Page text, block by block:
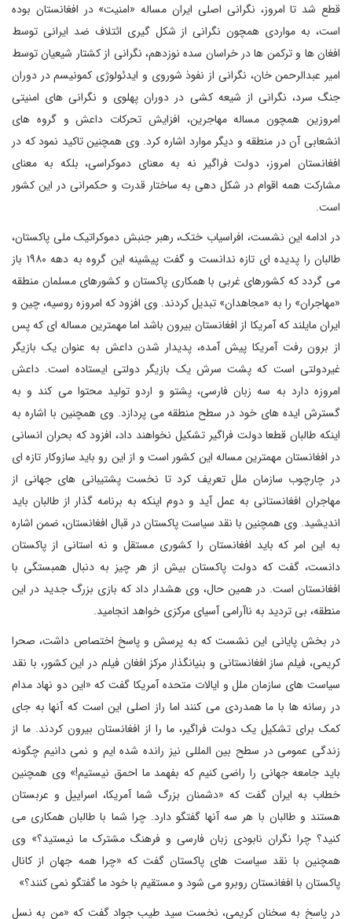
قطع شد تا امروز، نگرانی اصلی ایران مساله «امنیت» در افغانستان بوده
است، به مواردی همچون نگرانی از شکل گیری ائتلاف ضد ایرانی توسط
افغان ها و ترکمن ها در خراسان سده نوزدهم، نگرانی از کشتار شیعیان توسط
امیر عبدالرحمن خان، نگرانی از نفوذ شوروی و ایدئولوژی کمونیسم در دوران
جنگ سرد، نگرانی از شیعه کشی در دوران پهلوی و نگرانی های امنیتی
امروزین همچون مساله مهاجرین، افزایش تحرکات داعش و گروه های
انشعابی آن در منطقه و دیگر موارد اشاره کرد. وی همچنین تاکید نمود که در
افغانستان امروز، دولت فراگیر نه به معنای دموکراسی، بلکه به معنای
مشارکت همه اقوام در شکل دهی به ساختار قدرت و حکمرانی در این کشور
است.
در ادامه این نشست، افراسیاب ختک، رهبر جنبش دموکراتیک ملی پاکستان،
طالبان را پدیده ای تازه ندانست و گفت پیشینه این گروه به دهه ۱۹۸۰ باز
می گردد که کشورهای غربی با همکاری پاکستان و کشورهای مسلمان منطقه
«مهاجران» را به «مجاهدان» تبدیل کردند. وی افزود که امروزه روسیه، چین و
ایران مایلند که آمریکا از افغانستان بیرون باشد اما مهمترین مساله ای که پس
از برون رفت آمریکا پیش آمده، پدیدار شدن داعش به عنوان یک بازیگر
غیردولتی است که پشت سرش یک بازیگر دولتی ایستاده است. داعش
امروزه دارد به سه زبان فارسی، پشتو و اردو تولید محتوا می کند و به
گسترش ایده های خود در سطح منطقه می پردازد. وی همچنین با اشاره به
اینکه طالبان قطعا دولت فراگیر تشکیل نخواهند داد، افزود که بحران انسانی
در افغانستان مهمترین مساله این کشور است و از این رو باید سازوکار تازه ای
در چارچوب سازمان ملل تعریف کرد تا نخست پشتیبانی های جهانی از
مهاجران افغانستانی به عمل آید و دوم اینکه به برنامه گذار از طالبان باید
اندیشید. وی همچنین با نقد سیاست پاکستان در قبال افغانستان، ضمن اشاره
به این امر که باید افغانستان را کشوری مستقل و نه استانی از پاکستان
دانست، گفت که دولت پاکستان بیش از هر چیز به دنبال همبستگی با
افغانستان است. در همین حال، وی هشدار داد که بازی بزرگ جدید در این
منطقه، بی تردید به ناآرامی آسیای مرکزی خواهد انجامید.
در بخش پایانی این نشست که به پرسش و پاسخ اختصاص داشت، صحرا
کریمی، فیلم ساز افغانستانی و بنیانگذار مرکز افغان فیلم در این کشور، با نقد
سیاست های سازمان ملل و ایالات متحده آمریکا گفت که «این دو نهاد مدام
در رسانه ها با ما همدردی می کنند اما راز اصلی این است که آنها به جای
کمک برای تشکیل یک دولت فراگیر، ما را از افغانستان بیرون کردند. ما از
زندگی عمومی در سطح بین المللی نیز رانده شده ایم و نمی دانیم چگونه
باید جامعه جهانی را راضی کنیم که بفهمد ما احمق نیستیم!» وی همچنین
خطاب به ایران گفت که «دشمنان بزرگ شما آمریکا، اسراییل و عربستان
هستند و طالبان با هر سه آنها گفتگو دارد. چرا شما با طالبان همکاری می
کنید؟ چرا نگران نابودی زبان فارسی و فرهنگ مشترک ما نیستید؟» وی
همچنین با نقد سیاست های پاکستان گفت که «چرا همه جهان از کانال
پاکستان با افغانستان روبرو می شود و مستقیم با خود ما گفتگو نمی کنند؟»
در پاسخ به سخنان کریمی، نخست سید طیب جواد گفت که «من به نسل